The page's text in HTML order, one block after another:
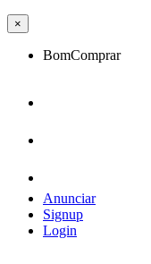
×
BomComprar
Anunciar
Signup
Login